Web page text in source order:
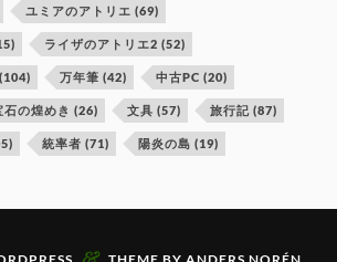
ユミアのアトリエ (69)
ライザのアトリエ2 (52)
(104) 万年筆 (42) 中古PC (20)
石の煌めき (26) 文具 (57) 旅行記 (87)
統率者 (71) 陽炎の島 (19)